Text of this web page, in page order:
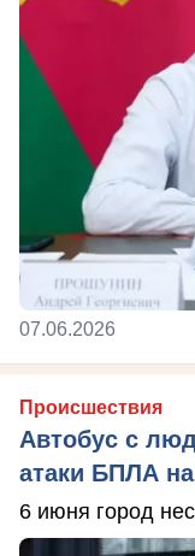
07.06.2026
Происшествия
Автобус с
атаки БПЛА
6 июня город